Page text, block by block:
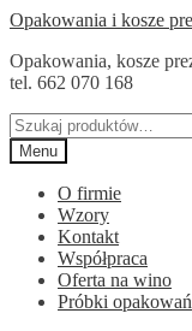
Przejdź
nawigacji
Przejdź
treści
Opakowania i kosze
Opakowania, kosze
tel. 662 070 168
Szukaj:
Menu
O firmie
Wzory
Kontakt
Współpraca
Oferta na wino
Próbki opakowań